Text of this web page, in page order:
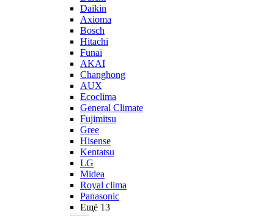
Daikin
Axioma
Bosch
Hitachi
Funai
AKAI
Changhong
AUX
Ecoclima
General Climate
Fujimitsu
Gree
Hisense
Kentatsu
LG
Midea
Royal clima
Panasonic
Ещё 13